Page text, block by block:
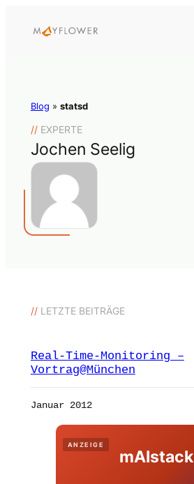
Blog » statsd
//EXPERTE
Jochen Seelig
//LETZTE BEITRÄGE
Real-Time-Monitoring –
Vortrag@München
Januar 2012
ANZEIGE
mAIstack